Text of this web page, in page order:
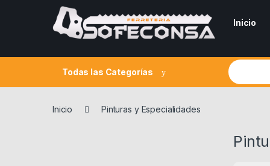
Skip to navigation
Inicio
Todas las Categorías
Search
Inicio Pinturas y Especialidades